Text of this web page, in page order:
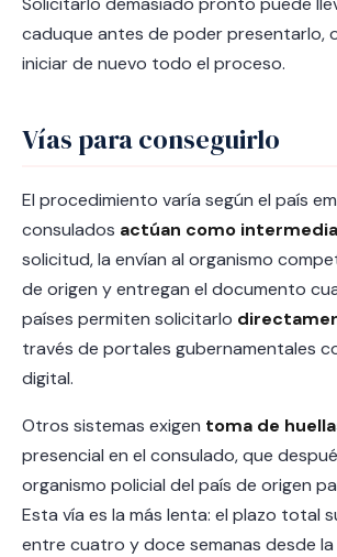
caduque antes de poder presentarlo,
iniciar de nuevo todo el proceso.
Vías para conseguirlo
El procedimiento varía según el país
consulados actúan como
solicitud, la envían al organismo
de origen y entregan el documento
países permiten solicitarlo
través de portales gubernamentales
digital.
Otros sistemas exigen toma de
presencial en el consulado, que
organismo policial del país de origen
Esta vía es la más lenta: el plazo total
entre cuatro y doce semanas desde